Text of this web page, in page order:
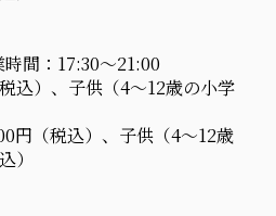
間：17:30～21:00
込）、子供（4～12歳の小学
円（税込）、子供（4～12歳
）